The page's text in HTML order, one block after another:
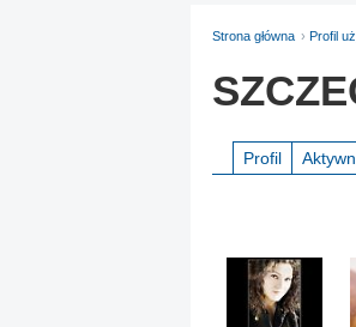
Strona główna Profil
Profil